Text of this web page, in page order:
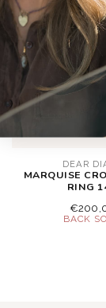
DEAR
MARQUISE
RING